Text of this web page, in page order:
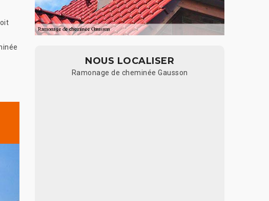
NOUS LOCALISER
Ramonage de cheminée Gausson